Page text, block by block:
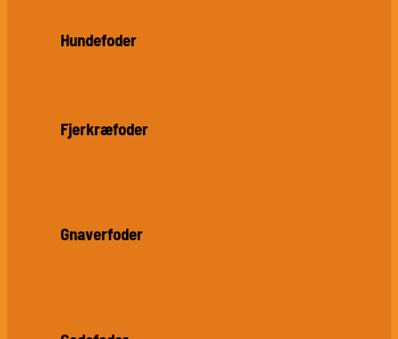
Hundefoder
Fjerkræfoder
Gnaverfoder